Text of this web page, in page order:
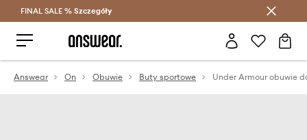
Oszczędzaj z Answear Club >
FINAL SALE % Szczegóły
Answear On Obuwie Buty sportowe